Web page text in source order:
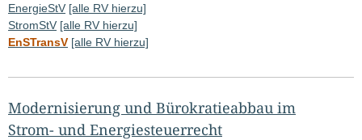
EnergieStV [alle RV hierzu]
StromStV [alle RV hierzu]
EnSTransV [alle RV hierzu]
Modernisierung und Bürokratieabbau im
Strom- und Energiesteuerrecht